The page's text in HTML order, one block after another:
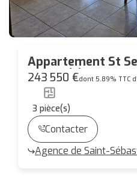
Appartement St
3 pièce(s) 67 m2
243 550 €dont 5.89% TTC
3 pièce(s)
Contacter
Agence de Saint-